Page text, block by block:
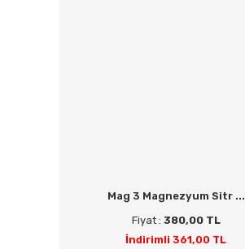
Mag 3 Magnezyum Sitr ...
Fiyat : 380,00 TL
İndirimli 361,00 TL